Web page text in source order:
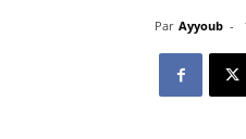
Par Ayyoub -